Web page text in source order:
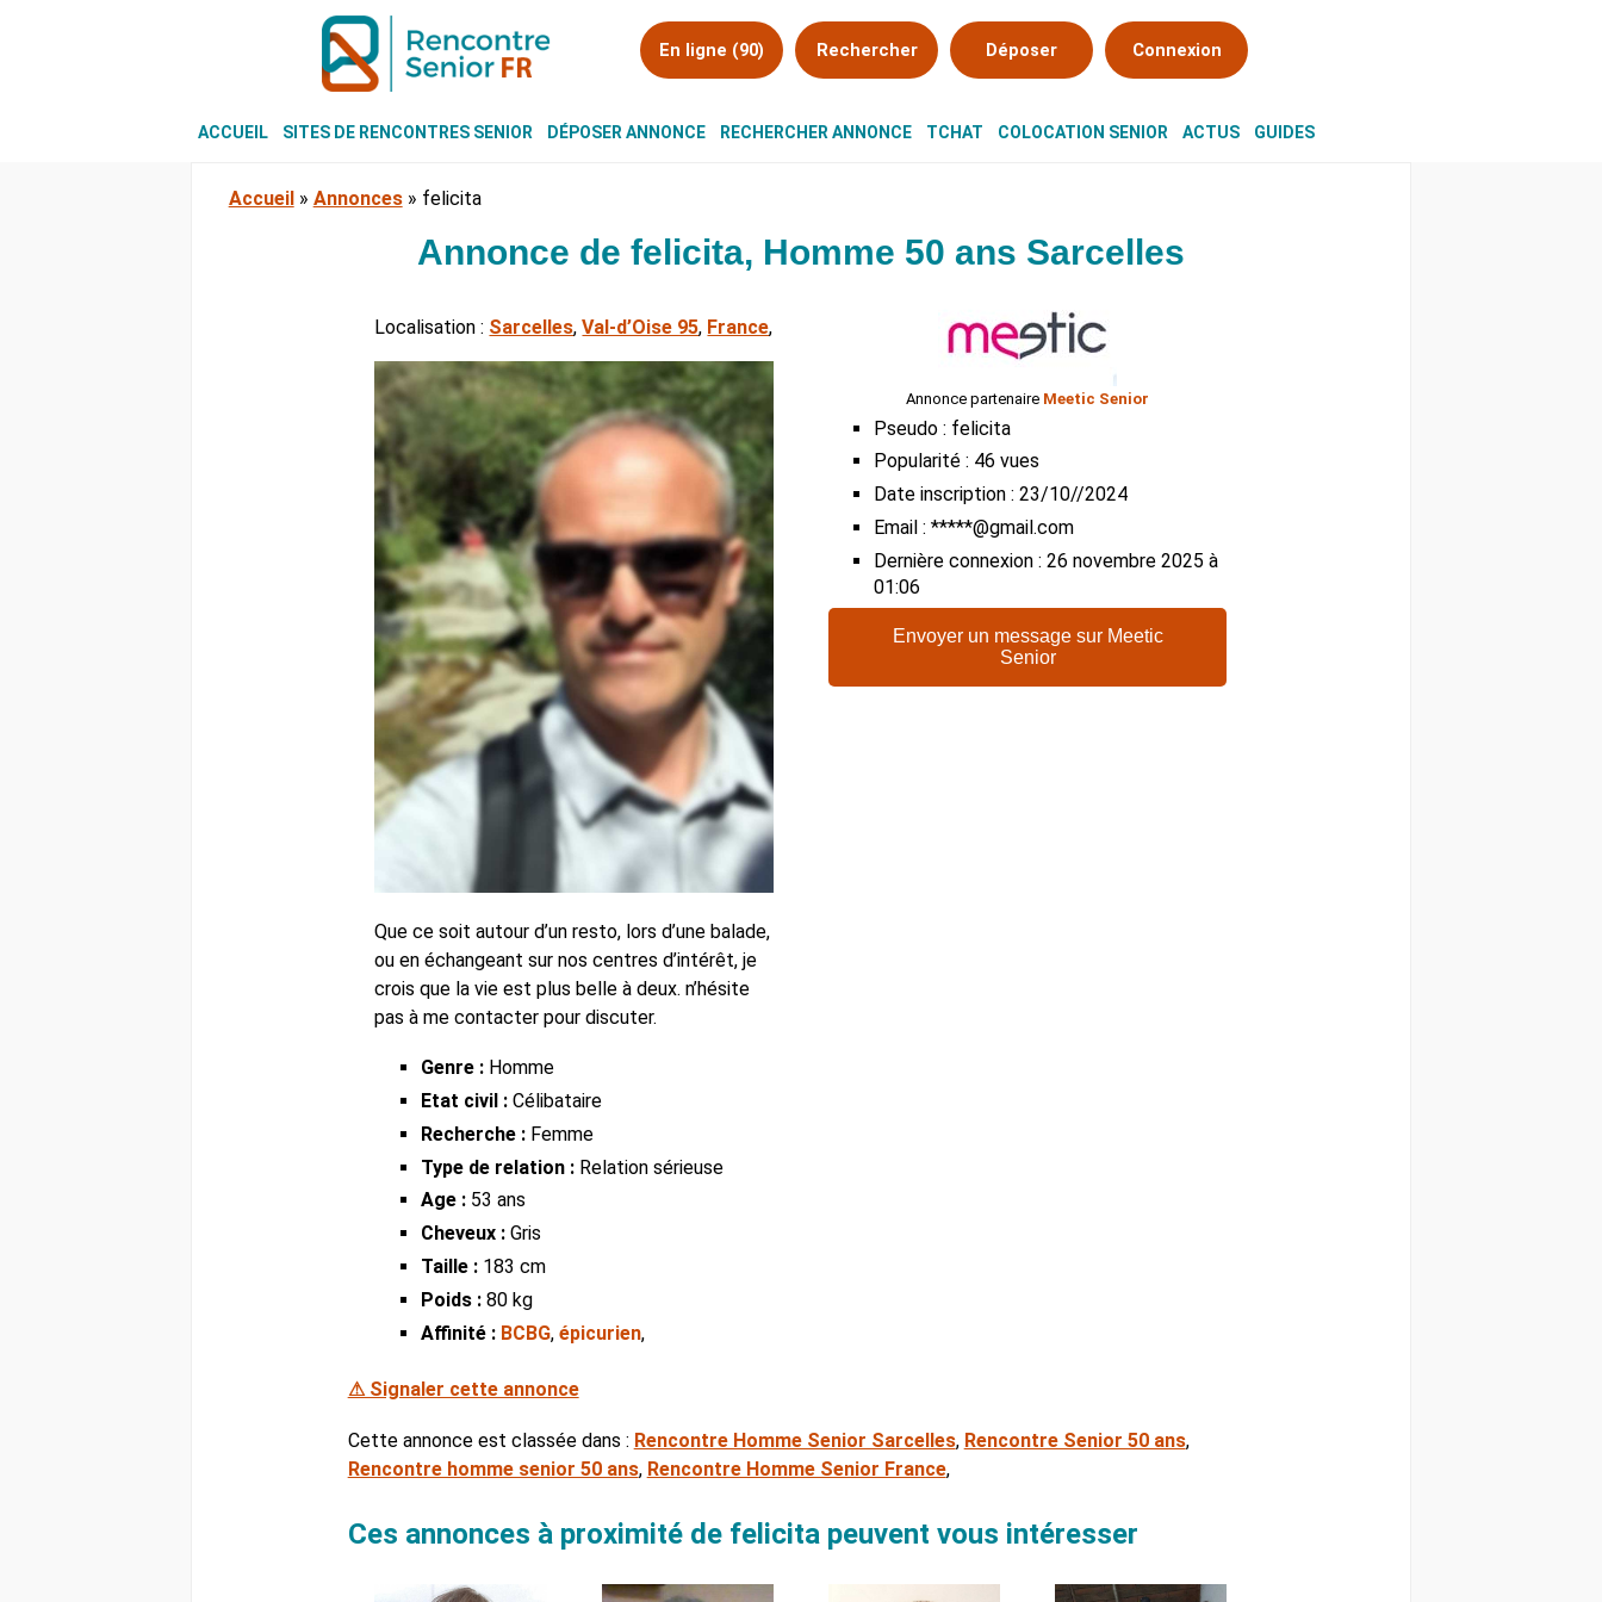
En ligne (90) Rechercher Déposer Connexion
ACCUEIL SITES DE RENCONTRES SENIOR DÉPOSER ANNONCE RECHERCHER ANNONCE TCHAT COLOCATION SENIOR ACTUS GUIDES
Accueil » Annonces» felicita
Annonce de felicita, Homme 50 ans Sarcelles
Localisation : Sarcelles,Val-d’Oise 95, France,
Que ce soit autour d’un resto, lors d’une balade,
ou en échangeant sur nos centres d’intérêt, je
crois que la vie est plus belle à deux. n’hésite
pas à me contacter pour discuter.
Genre : Homme
Etat civil : Célibataire
Recherche : Femme
Type de relation : Relation sérieuse
Age : 53 ans
Cheveux : Gris
Taille : 183 cm
Poids : 80 kg
Affinité : BCBG,épicurien,
Annonce partenaire Meetic Senior
Pseudo : felicita
Popularité : 46 vues
Date inscription : 23/10//2024
Email : *****@gmail.com
Dernière connexion : 26 novembre 2025 à
01:06
Envoyer un message sur Meetic
Senior
⚠ Signaler cette annonce
Cette annonce est classée dans : Rencontre Homme Senior Sarcelles, Rencontre Senior 50 ans,
Rencontre homme senior 50 ans, Rencontre Homme Senior France,
Ces annonces à proximité de felicita peuvent vous intéresser